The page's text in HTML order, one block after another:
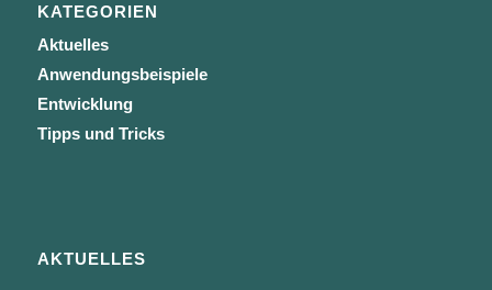
KATEGORIEN
Aktuelles
Anwendungsbeispiele
Entwicklung
Tipps und Tricks
AKTUELLES